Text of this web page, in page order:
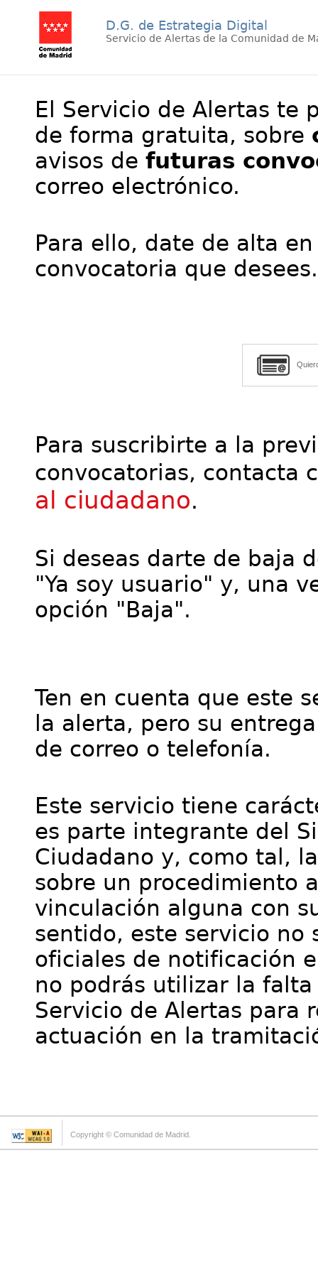
D.G. de Estrategia Digital
Servicio de Alertas de la Comunidad de
El Servicio de Alertas te
de forma gratuita, sobre
avisos de futuras
correo electrónico.
Para ello, date de alta
convocatoria que desees.
Para suscribirte a la
convocatorias, contacta
al ciudadano.
Si deseas darte de baja
"Ya soy usuario" y, una
opción "Baja".
Ten en cuenta que este
la alerta, pero su
de correo o telefonía.
Este servicio tiene
es parte integrante del
Ciudadano y, como tal,
sobre un procedimiento
vinculación alguna con
sentido, este servicio no
oficiales de notificación
no podrás utilizar la
Servicio de Alertas para
actuación en la
Copyright © Comunidad de Madrid.